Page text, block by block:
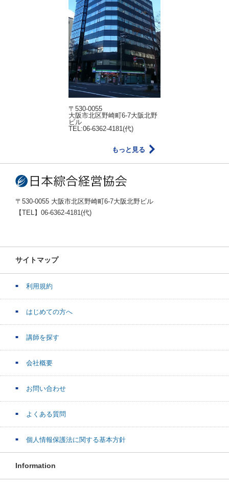
〒530-0055
大阪市北区野崎町6-7大阪北野
ビル
TEL:06-6362-4181(代)
もっと見る
〒530-0055 大阪市北区野崎町6-7大阪北野ビル
【TEL】06-6362-4181(代)
サイトマップ
利用規約
はじめての方へ
講師を探す
会社概要
お問い合わせ
よくある質問
個人情報保護法に関する基本方針
Information